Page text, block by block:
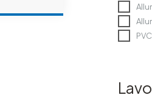
PVC